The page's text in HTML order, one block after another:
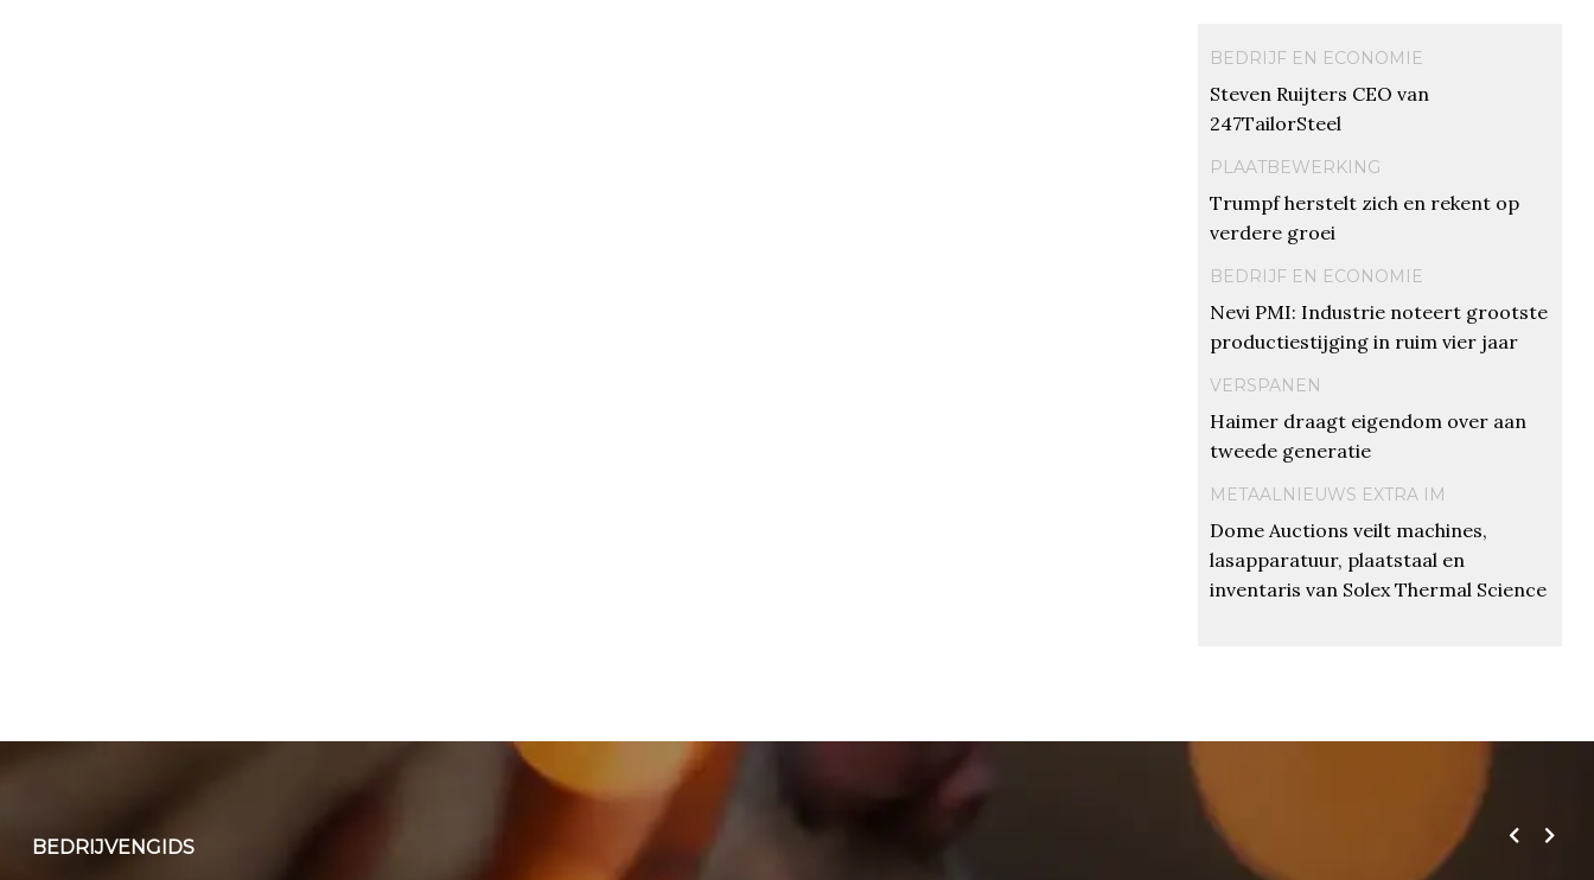
BEDRIJF EN ECONOMIE
Steven Ruijters CEO van
247TailorSteel
PLAATBEWERKING
Trumpf herstelt zich en rekent op
verdere groei
BEDRIJF EN ECONOMIE
Nevi PMI: Industrie noteert grootste
productiestijging in ruim vier jaar
VERSPANEN
Haimer draagt eigendom over aan
tweede generatie
METAALNIEUWS EXTRA IM
Dome Auctions veilt machines,
lasapparatuur, plaatstaal en
inventaris van Solex Thermal Science
BEDRIJVENGIDS